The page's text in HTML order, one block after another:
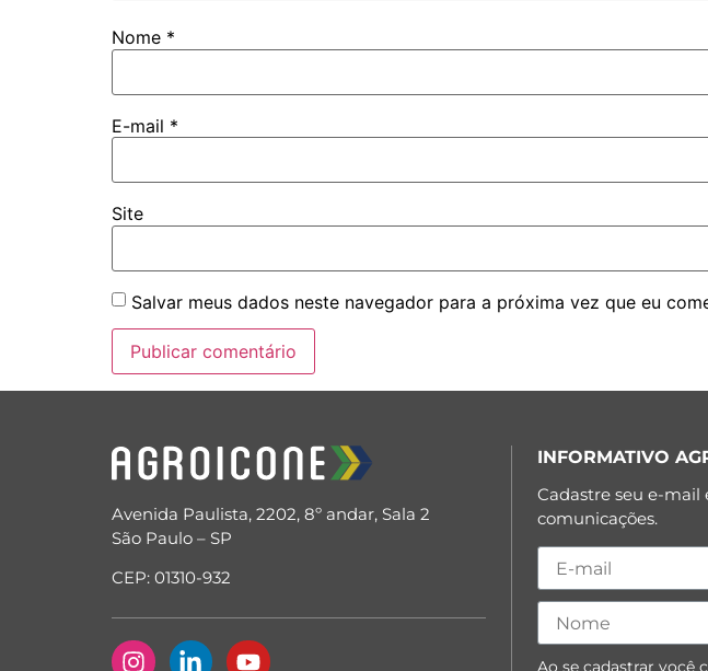
Nome *
E-mail *
Site
Salvar meus dados neste navegador para a próxima vez que eu
Avenida Paulista, 2202, 8º andar, Sala 2
São Paulo – SP
CEP: 01310-932
INFORMATIVO
Cadastre seu e-mail
comunicações.
Ao se cadastrar você